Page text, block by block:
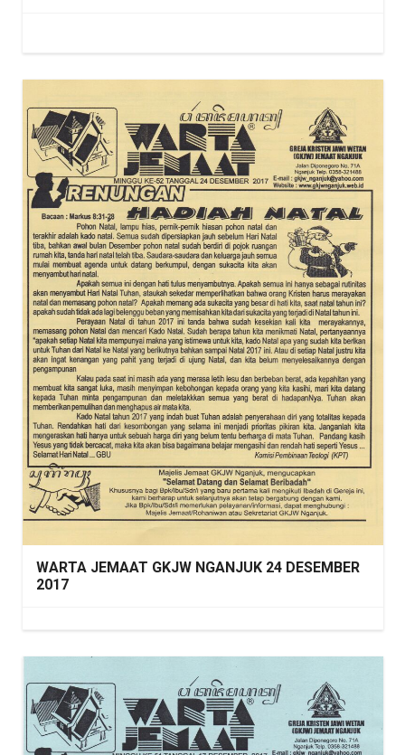
WARTA JEMAAT GKJW NGANJUK 24 DESEMBER
2017